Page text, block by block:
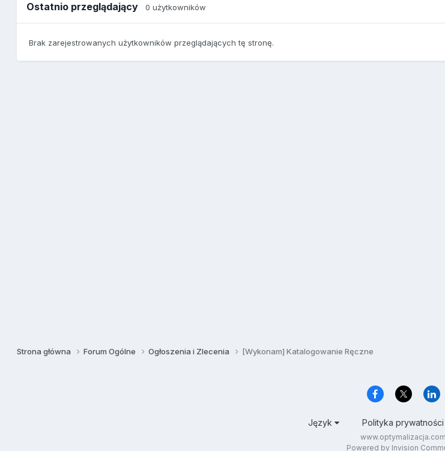
Ostatnio przeglądający0 użytkowników
Brak zarejestrowanych użytkowników przeglądających tę stronę.
Strona główna Forum Ogólne Ogłoszenia i Zlecenia [Wykonam] Katalogowanie Ręczne
Język Polityka prywatności
www.optymalizacja.com
Powered by Invision